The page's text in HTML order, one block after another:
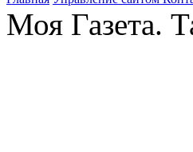
Моя Газета.